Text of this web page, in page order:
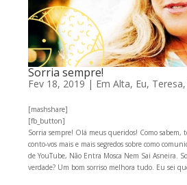
Sorria sempre!
Fev 18, 2019| Em Alta, Eu, Teresa,
[mashshare]
[fb_button]
Sorria sempre! Olá meus queridos! Como sabem,
conto-vos mais e mais segredos sobre como
de YouTube, Não Entra Mosca Nem Sai Asneira.
verdade? Um bom sorriso melhora tudo. Eu sei